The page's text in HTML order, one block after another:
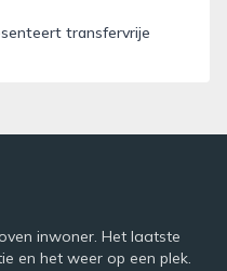
transfervrije
inwoner. Het laatste
en het weer op een plek.